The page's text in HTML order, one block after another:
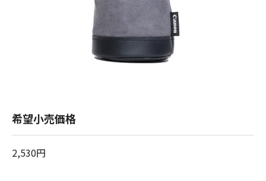
希望小売価格
2,530円